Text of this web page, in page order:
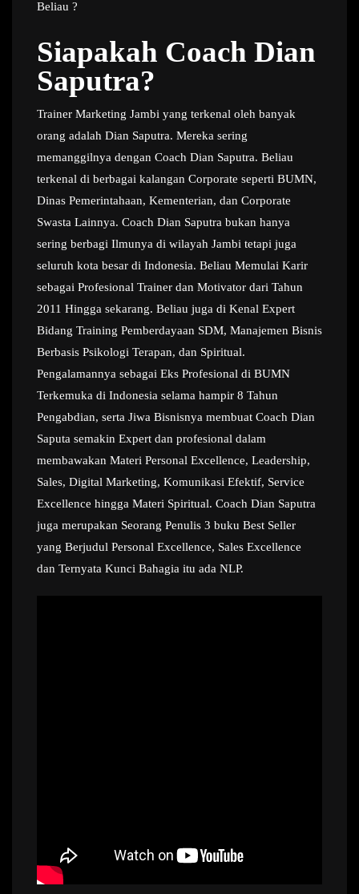
Beliau ?
Siapakah Coach Dian
Saputra?
Trainer Marketing Jambi yang terkenal oleh banyak
orang adalah Dian Saputra. Mereka sering
memanggilnya dengan Coach Dian Saputra. Beliau
terkenal di berbagai kalangan Corporate seperti BUMN,
Dinas Pemerintahaan, Kementerian, dan Corporate
Swasta Lainnya. Coach Dian Saputra bukan hanya
sering berbagi Ilmunya di wilayah Jambi tetapi juga
seluruh kota besar di Indonesia. Beliau Memulai Karir
sebagai Profesional Trainer dan Motivator dari Tahun
2011 Hingga sekarang. Beliau juga di Kenal Expert
Bidang Training Pemberdayaan SDM, Manajemen Bisnis
Berbasis Psikologi Terapan, dan Spiritual.
Pengalamannya sebagai Eks Profesional di BUMN
Terkemuka di Indonesia selama hampir 8 Tahun
Pengabdian, serta Jiwa Bisnisnya membuat Coach Dian
Saputa semakin Expert dan profesional dalam
membawakan Materi Personal Excellence, Leadership,
Sales, Digital Marketing, Komunikasi Efektif, Service
Excellence hingga Materi Spiritual. Coach Dian Saputra
juga merupakan Seorang Penulis 3 buku Best Seller
yang Berjudul Personal Excellence, Sales Excellence
dan Ternyata Kunci Bahagia itu ada NLP.